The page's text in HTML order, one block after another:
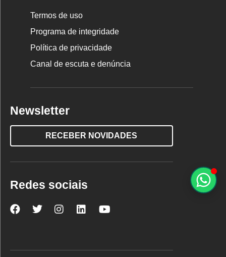
Termos de uso
Programa de integridade
Política de privacidade
Canal de escuta e denúncia
Newsletter
RECEBER NOVIDADES
Redes sociais
Nova
Facebook
Nova
Twitter
Nova
Instagram
Nova
LinkedInYouTube